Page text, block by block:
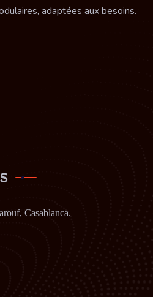
adaptées aux besoins.
Casablanca.